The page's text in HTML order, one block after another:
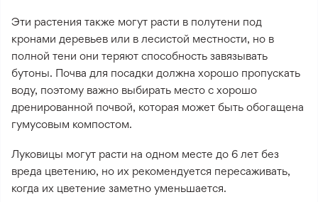
Эти растения также могут расти в полутени под
кронами деревьев или в лесистой местности, но в
полной тени они теряют способность завязывать
бутоны. Почва для посадки должна хорошо пропускать
воду, поэтому важно выбирать место с хорошо
дренированной почвой, которая может быть обогащена
гумусовым компостом.
Луковицы могут расти на одном месте до 6 лет без
вреда цветению, но их рекомендуется пересаживать,
когда их цветение заметно уменьшается.